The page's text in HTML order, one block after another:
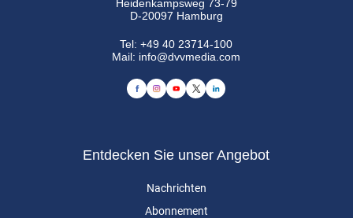
Heidenkampsweg 73-79
D-20097 Hamburg
Tel:+49 40 23714-100
Mail: info@dvvmedia.com
Entdecken Sie unser Angebot
Nachrichten
Abonnement